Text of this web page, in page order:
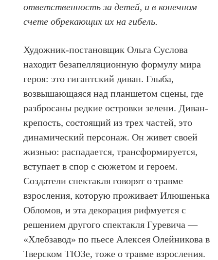
ответственность за детей, и в конечном
счете обрекающих их на гибель.
Художник-постановщик Ольга Суслова
находит безапелляционную формулу мира
героя: это гигантский диван. Глыба,
возвышающаяся над планшетом сцены, где
разбросаны редкие островки зелени. Диван-
крепость, состоящий из трех частей, это
динамический персонаж. Он живет своей
жизнью: распадается, трансформируется,
вступает в спор с сюжетом и героем.
Создатели спектакля говорят о травме
взросления, которую проживает Илюшенька
Обломов, и эта декорация рифмуется с
решением другого спектакля Гуревича —
«Хлебзавод» по пьесе Алексея Олейникова в
Тверском ТЮЗе, тоже о травме взросления.